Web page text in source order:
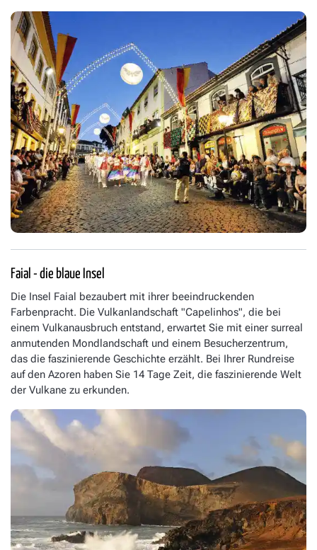
Faial - die blaue Insel
Die Insel Faial bezaubert mit ihrer beeindruckenden
Farbenpracht. Die Vulkanlandschaft "Capelinhos", die bei
einem Vulkanausbruch entstand, erwartet Sie mit einer surreal
anmutenden Mondlandschaft und einem Besucherzentrum,
das die faszinierende Geschichte erzählt. Bei Ihrer Rundreise
auf den Azoren haben Sie 14 Tage Zeit, die faszinierende Welt
der Vulkane zu erkunden.